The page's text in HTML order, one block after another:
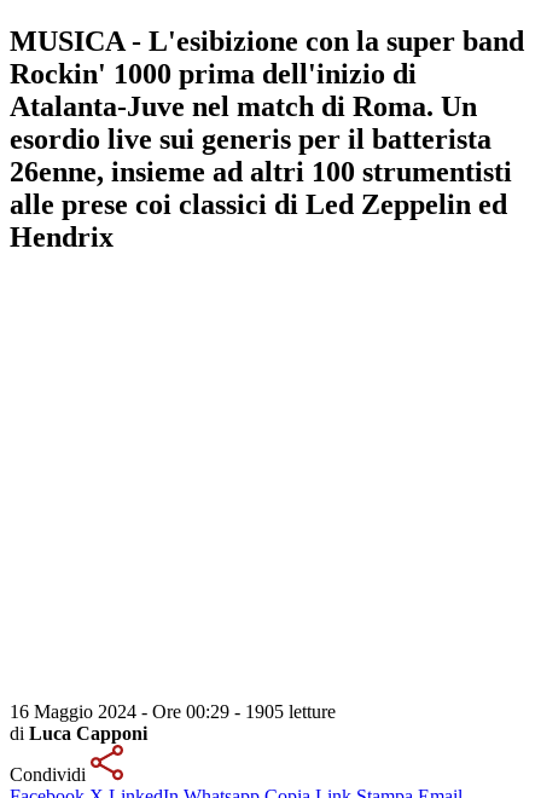
MUSICA - L'esibizione con la super band
Rockin' 1000 prima dell'inizio di
Atalanta-Juve nel match di Roma. Un
esordio live sui generis per il batterista
26enne, insieme ad altri 100 strumentisti
alle prese coi classici di Led Zeppelin ed
Hendrix
16 Maggio 2024 - Ore 00:29 - 1905 letture
di Luca Capponi
Condividi